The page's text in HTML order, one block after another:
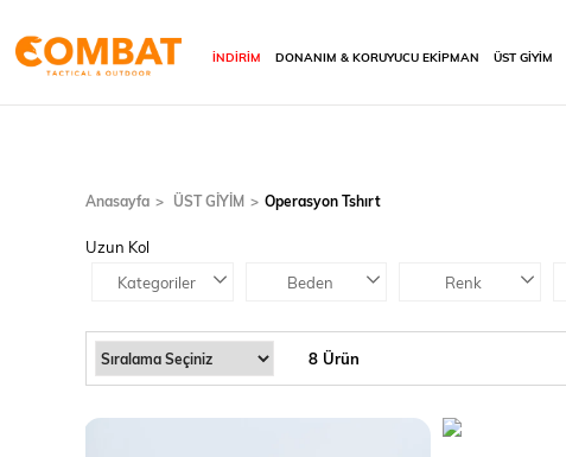
İNDİRİM DONANIM & KORUYUCU EKİPMAN ÜST GİYİM
Anasayfa ÜST GİYİM Operasyon Tshırt
Uzun Kol
Kategoriler
Beden Renk
8 Ürün